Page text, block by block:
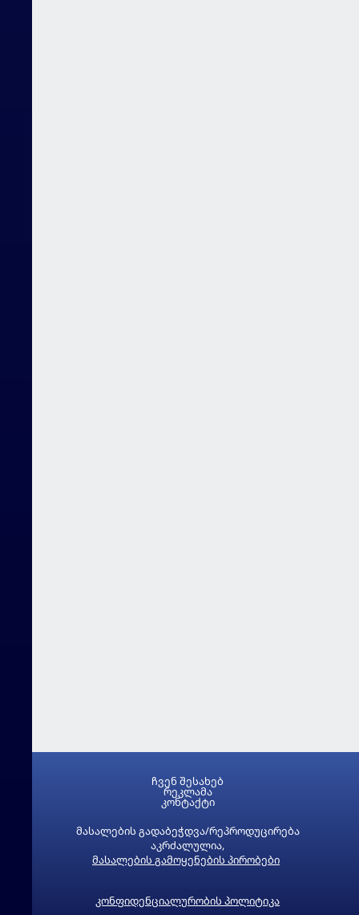
მასალების გადაბეჭდვა/რეპროდუცირება
აკრძალულია,
მასალების გამოყენების პირობები
კონფიდენციალურობის პოლიტიკა
ჩვენ შესახებ
რეკლამა
კონტაქტი